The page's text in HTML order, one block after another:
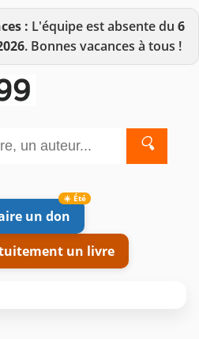
: L'équipe est absente du 6
. Bonnes vacances à tous !
🔍
un don
un livre